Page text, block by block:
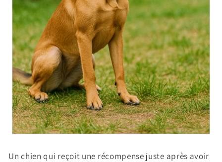
Un chien qui reçoit une récompense juste après avoir